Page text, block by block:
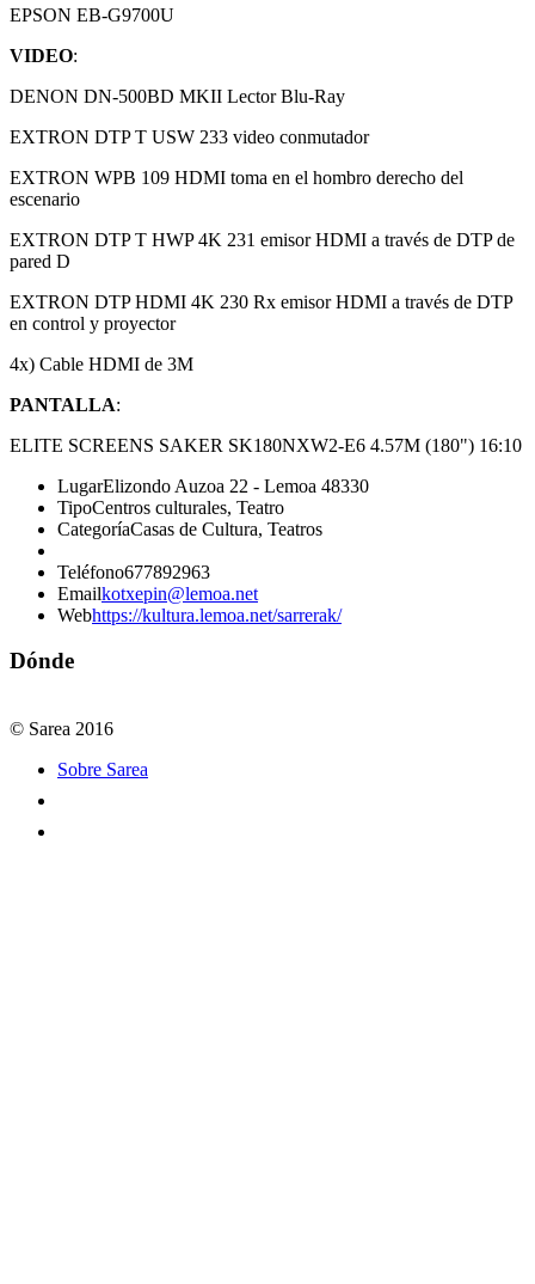
EPSON EB-G9700U
VIDEO:
DENON DN-500BD MKII Lector Blu-Ray
EXTRON DTP T USW 233 video conmutador
EXTRON WPB 109 HDMI toma en el hombro derecho del
escenario
EXTRON DTP T HWP 4K 231 emisor HDMI a través de DTP de
pared D
EXTRON DTP HDMI 4K 230 Rx emisor HDMI a través de DTP
en control y proyector
4x) Cable HDMI de 3M
PANTALLA:
ELITE SCREENS SAKER SK180NXW2-E6 4.57M (180") 16:10
LugarElizondo Auzoa 22 - Lemoa 48330
TipoCentros culturales, Teatro
CategoríaCasas de Cultura, Teatros
Teléfono677892963
Emailkotxepin@lemoa.net
Webhttps://kultura.lemoa.net/sarrerak/
Dónde
© Sarea 2016
Sobre Sarea